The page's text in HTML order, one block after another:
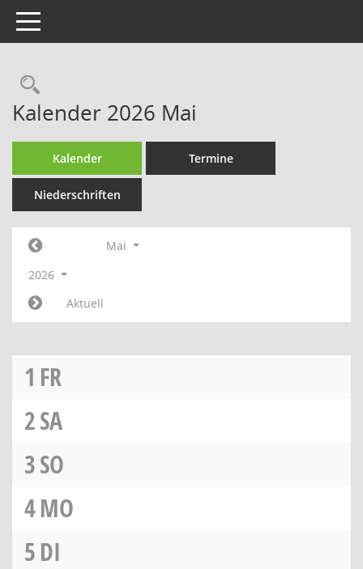
Toggle navigation
Rechercheauswahl
Kalender 2026 Mai
Kalender Termine
Niederschriften
Mai
2026
Aktuell
1 FR
2SA
3SO
4MO
5DI